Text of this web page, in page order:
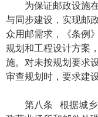
为保证邮政设施在
与同步建设，实现邮
众用邮需求，《条例
规划和工程设计方案
施。对未按规划要求
审查规划时，要求建
第八条 根据城乡